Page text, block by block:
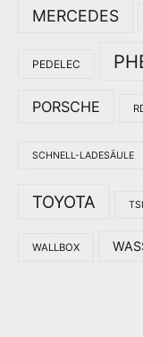
MERCEDES
PEDELEC
PORSCHE
SCHNELL-LADESÄULE
TOYOTA TSI
WALLBOX